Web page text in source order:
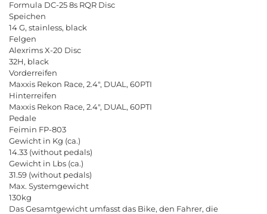
Formula DC-25 8s RQR Disc
Speichen
14 G, stainless, black
Felgen
Alexrims X-20 Disc
32H, black
Vorderreifen
Maxxis Rekon Race, 2.4", DUAL, 60PTI
Hinterreifen
Maxxis Rekon Race, 2.4", DUAL, 60PTI
Pedale
Feimin FP-803
Gewicht in Kg (ca.)
14.33 (without pedals)
Gewicht in Lbs (ca.)
31.59 (without pedals)
Max. Systemgewicht
130kg
Das Gesamtgewicht umfasst das Bike, den Fahrer, die